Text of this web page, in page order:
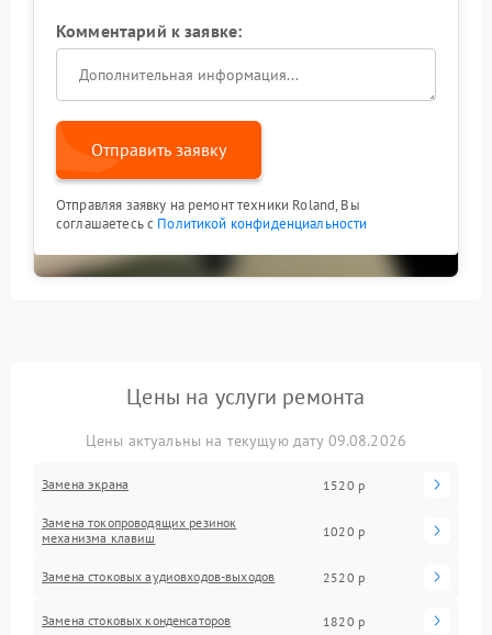
Комментарий к заявке:
Отправить заявку
Отправляя заявку на ремонт техники Roland, Вы
соглашаетесь с Политикой конфиденциальности
Цены на услуги ремонта
Цены актуальны на текущую дату 09.08.2026
Замена экрана 1520 р
Замена токопроводящих резинок
механизма клавиш
1020 р
Замена стоковых аудиовходов-выходов 2520 р
Замена стоковых конденсаторов 1820 р